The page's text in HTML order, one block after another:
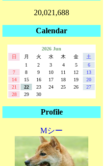
20,021,688
Calendar
2026 Jun
日
月 火 水 木 金
土
1
2 3 4 5
6
7
8 9 10 11 12
13
14
15 16 17 18 19
20
21
22 23 24 25 26
27
28
29 30
Profile
Mシー